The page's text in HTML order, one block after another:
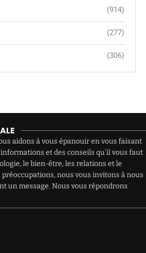
(914)
(277)
(306)
aidons à vous épanouir en vous faisant
et des conseils qu’il vous faut
le bien-être, les relations et le
nous vous invitons à nous
un message. Nous vous répondrons